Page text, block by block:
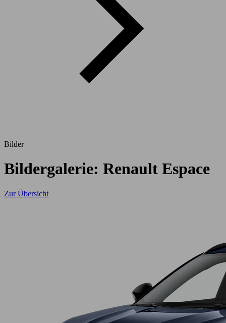
Bilder
Bildergalerie: Renault Espace
Zur Übersicht